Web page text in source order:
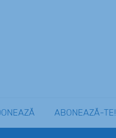
ABONEAZĂ-TE!